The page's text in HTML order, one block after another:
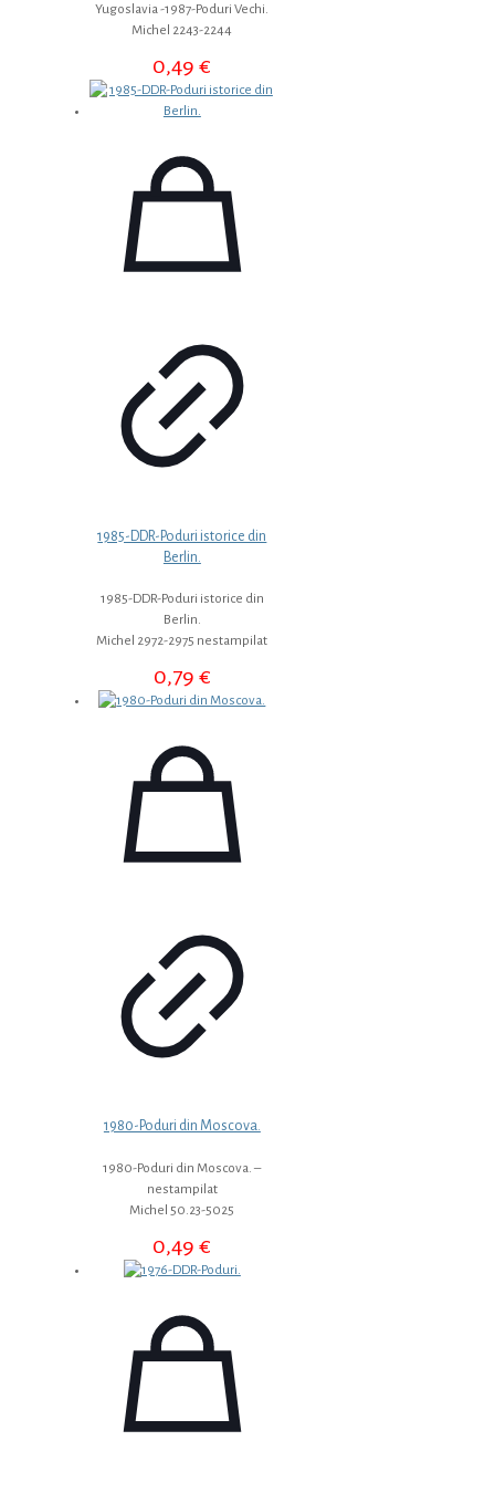
Yugoslavia -1987-Poduri Vechi.
Michel 2243-2244
0,49€
1985-DDR-Poduri istorice din
Berlin.
1985-DDR-Poduri istorice din
Berlin.
Michel 2972-2975 nestampilat
0,79 €
1980-Poduri din Moscova.
1980-Poduri din Moscova. –
nestampilat
Michel 50.23-5025
0,49€